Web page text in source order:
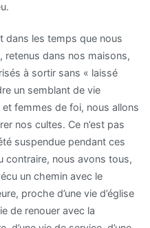
dans les temps que nous
retenus dans nos maisons,
à sortir sans « laissé
un semblant de vie
femmes de foi, nous allons
nos cultes. Ce n’est pas
suspendue pendant ces
contraire, nous avons tous,
un chemin avec le
proche d’une vie d’église
de renouer avec la